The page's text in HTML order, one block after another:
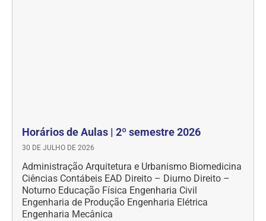
Horários de Aulas | 2º semestre 2026
30 DE JULHO DE 2026
Administração Arquitetura e Urbanismo Biomedicina
Ciências Contábeis EAD Direito – Diurno Direito –
Noturno Educação Física Engenharia Civil
Engenharia de Produção Engenharia Elétrica
Engenharia Mecânica